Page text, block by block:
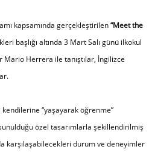
kapsamında gerçekleştirilen“Meet the
başlığı altında 3 Mart Salı günü ilkokul
Herrera ile tanıştılar, İngilizce
“yaşayarak öğrenme”
özel tasarımlarla şekillendirilmiş
karşılaşabilecekleri durum ve deneyimler